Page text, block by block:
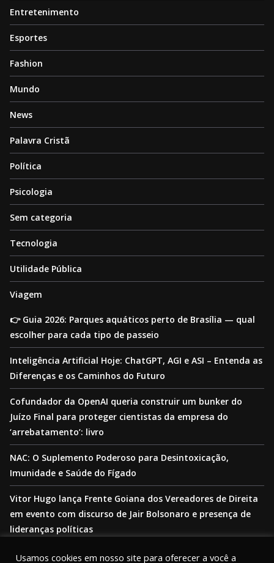
Entretenimento
Esportes
Fashion
Mundo
News
Palavra Cristã
Política
Psicologia
Sem categoria
Tecnologia
Utilidade Pública
Viagem
👉 Guia 2026: Parques aquáticos perto de Brasília — qual
escolher para cada tipo de passeio
Inteligência Artificial Hoje: ChatGPT, AGI e ASI – Entenda as
Diferenças e os Caminhos do Futuro
Cofundador da OpenAI queria construir um bunker do
Juízo Final para proteger cientistas da empresa do
‘arrebatamento’: livro
NAC: O Suplemento Poderoso para Desintoxicação,
Imunidade e Saúde do Fígado
Vitor Hugo lança Frente Goiana dos Vereadores de Direita
em evento com discurso de Jair Bolsonaro e presença de
lideranças políticas
Usamos cookies em nosso site para oferecer a você a